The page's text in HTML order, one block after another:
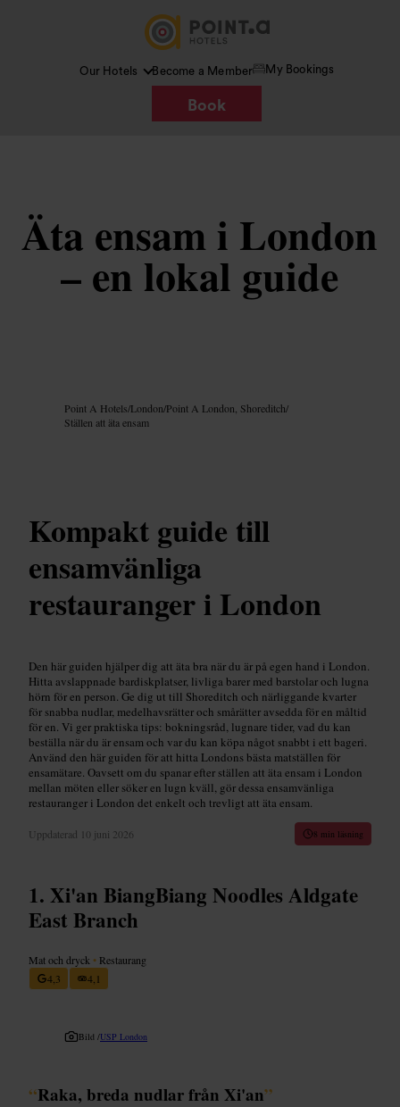
Our Hotels Become a Member My Bookings
Book
Äta ensam i London
– en lokal guide
Point A Hotels/London/Point A London, Shoreditch/
Ställen att äta ensam
Kompakt guide till
ensamvänliga
restauranger i London
Den här guiden hjälper dig att äta bra när du är på egen hand i London.
Hitta avslappnade bardiskplatser, livliga barer med barstolar och lugna
hörn för en person. Ge dig ut till Shoreditch och närliggande kvarter
för snabba nudlar, medelhavsrätter och smårätter avsedda för en måltid
för en. Vi ger praktiska tips: bokningsråd, lugnare tider, vad du kan
beställa när du är ensam och var du kan köpa något snabbt i ett bageri.
Använd den här guiden för att hitta Londons bästa matställen för
ensamätare. Oavsett om du spanar efter ställen att äta ensam i London
mellan möten eller söker en lugn kväll, gör dessa ensamvänliga
restauranger i London det enkelt och trevligt att äta ensam.
Uppdaterad 10 juni 2026 8 min läsning
Xi'an BiangBiang Noodles Aldgate
East Branch
Mat och dryck • Restaurang
4,3
4,1
Bild /USP London
“Raka, breda nudlar från Xi'an”